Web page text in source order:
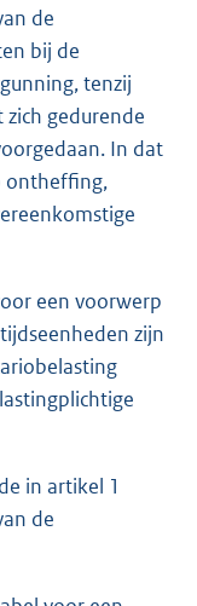
de
bij de
tenzij
gedurende
In dat
ontheffing,
een voorwerp
zijn
in artikel 1
de